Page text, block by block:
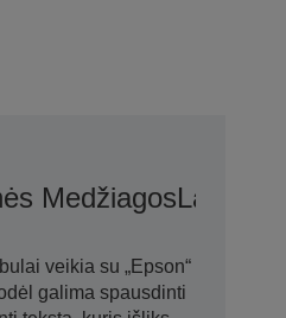
Medžiagos
veikia su „Epson“
galima spausdinti